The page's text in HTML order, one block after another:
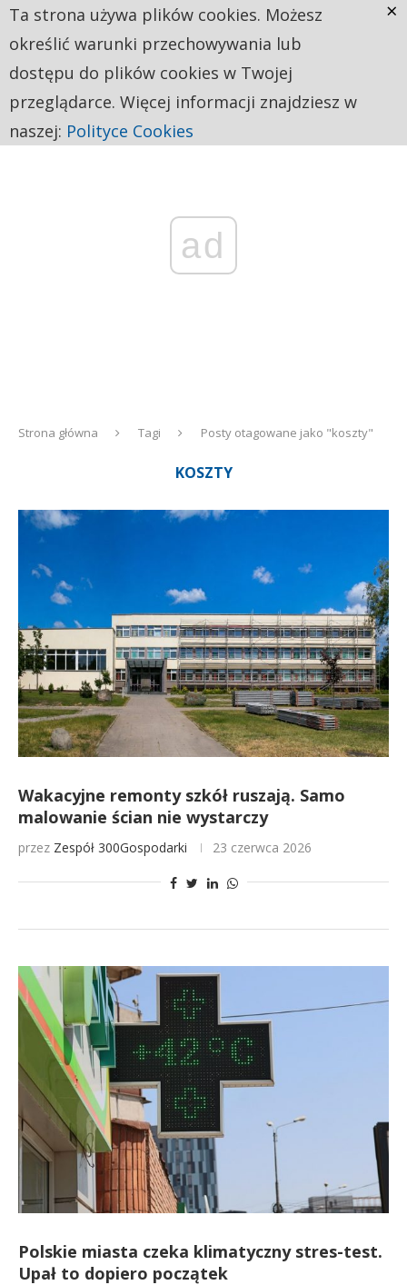
ad
Strona główna Tagi Posty otagowane jako "koszty"
KOSZTY
Wakacyjne remonty szkół ruszają. Samo
malowanie ścian nie wystarczy
przez Zespół 300Gospodarki 23 czerwca 2026
Polskie miasta czeka klimatyczny stres-test.
Upał to dopiero początek
Ta strona używa plików cookies. Możesz
określić warunki przechowywania lub
dostępu do plików cookies w Twojej
przeglądarce. Więcej informacji znajdziesz w
naszej: Polityce Cookies
×